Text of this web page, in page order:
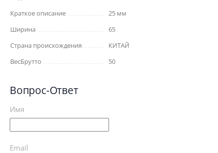
Краткое описание
25 мм
Ширина
65
Страна происхождения
КИТАЙ
ВесБрутто
50
Вопрос-Ответ
Имя
Email